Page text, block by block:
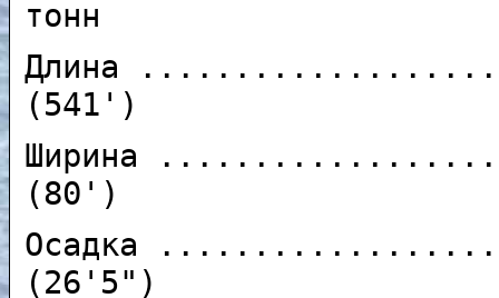
тонн
Длина
(541')
Ширина
(80')
Осадка
(26'5")